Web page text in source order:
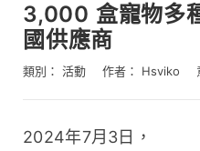
3,000 盒寵物多
國供應商
類別： 活動 作者： Hsviko
2024年7月3日，